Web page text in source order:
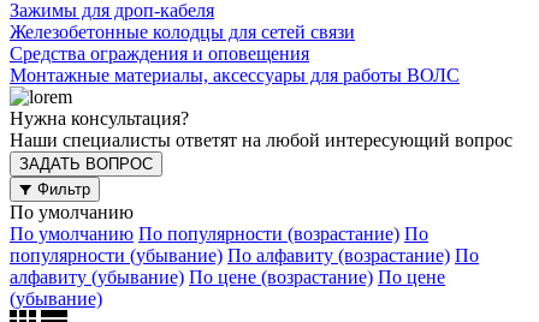
Зажимы для дроп-кабеля
Железобетонные колодцы для сетей связи
Средства ограждения и оповещения
Монтажные материалы, аксессуары для работы ВОЛС
Нужна консультация?
Наши специалисты ответят на любой интересующий вопрос
ЗАДАТЬ ВОПРОС
Фильтр
По умолчанию
По умолчанию По популярности (возрастание) По
популярности (убывание) По алфавиту (возрастание) По
алфавиту (убывание) По цене (возрастание) По цене
(убывание)